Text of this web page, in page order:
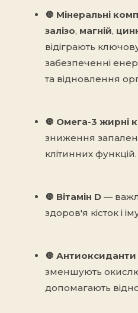
🔘 Мінеральні
залізо, магній,
відіграють
забезпеченні
та відновлення
🔘 Омега-3 жирні
зниження
клітинних функцій.
🔘 Вітамін D —
здоров'я кісток і
🔘 Антиоксиданти
зменшують
допомагають